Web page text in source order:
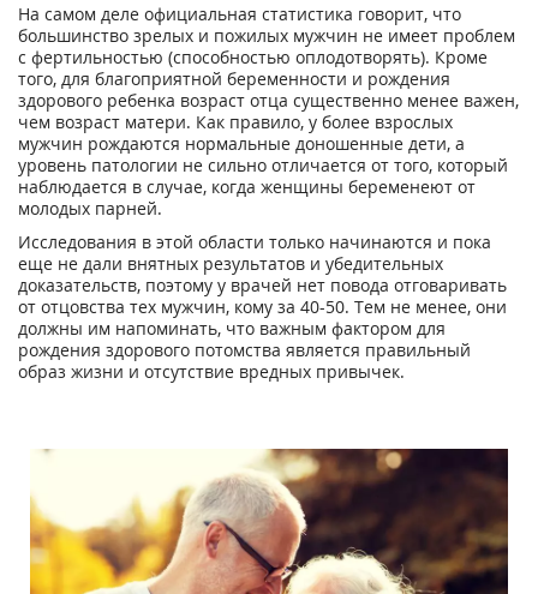
На самом деле официальная статистика говорит, что
большинство зрелых и пожилых мужчин не имеет проблем
с фертильностью (способностью оплодотворять). Кроме
того, для благоприятной беременности и рождения
здорового ребенка возраст отца существенно менее важен,
чем возраст матери. Как правило, у более взрослых
мужчин рождаются нормальные доношенные дети, а
уровень патологии не сильно отличается от того, который
наблюдается в случае, когда женщины беременеют от
молодых парней.
Исследования в этой области только начинаются и пока
еще не дали внятных результатов и убедительных
доказательств, поэтому у врачей нет повода отговаривать
от отцовства тех мужчин, кому за 40-50. Тем не менее, они
должны им напоминать, что важным фактором для
рождения здорового потомства является правильный
образ жизни и отсутствие вредных привычек.